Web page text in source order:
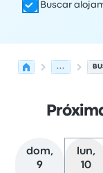
Buscar
...
dom,
9
lun,
10